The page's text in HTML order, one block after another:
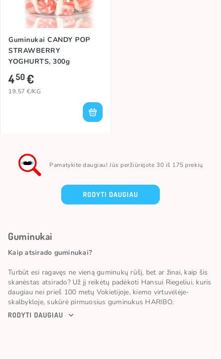
Guminukai CANDY POP
STRAWBERRY
YOGHURTS, 300g
450€
19.57 €/KG
Pamatykite daugiau! Jūs peržiūrėjote 30 iš 175 prekių
RODYTI DAUGIAU
Guminukai
Kaip atsirado guminukai?
Turbūt esi ragavęs ne vieną guminukų rūšį, bet ar žinai, kaip šis
skanėstas atsirado? Už jį reikėtų padėkoti Hansui Riegeliui, kuris
daugiau nei prieš 100 metų Vokietijoje, kiemo virtuvėlėje-
skalbykloje, sukūrė pirmuosius guminukus HARIBO.
Po dviejų metų guminukai įgavo legendinę meškiuko formą,
RODYTI DAUGIAU